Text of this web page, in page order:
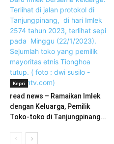
Kepri
read news – Ramaikan Imlek
dengan Keluarga, Pemilik
Toko-toko di Tanjungpinang...